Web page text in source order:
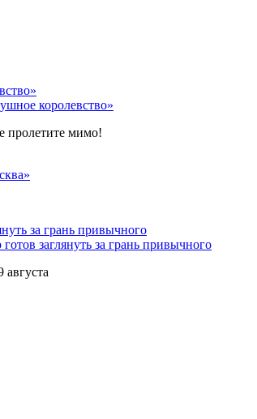
королевство»
пролетите мимо!
заглянуть за грань привычного